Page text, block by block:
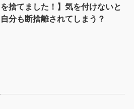
を捨てました！】気を付けないと
自分も断捨離されてしまう？